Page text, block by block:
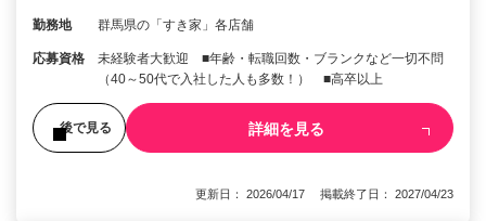
勤務地 群馬県の「すき家」各店舗
応募資格
未経験者大歓迎 ■年齢・転職回数・ブランクなど一切不問
（40～50代で入社した人も多数！） ■高卒以上
後で見る 詳細を見る
更新日： 2026/04/17 掲載終了日： 2027/04/23